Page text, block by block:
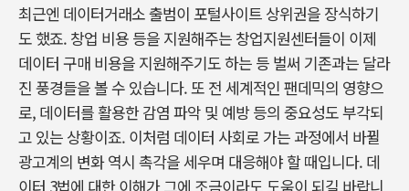
최근엔 데이터거래소 출범이 포털사이트 상위권을 장식하기
도 했죠. 창업 비용 등을 지원해주는 창업지원센터들이 이제
데이터 구매 비용을 지원해주기도 하는 등 벌써 기존과는 달라
진 풍경들을 볼 수 있습니다. 또 전 세계적인 팬데믹의 영향으
로, 데이터를 활용한 감염 파악 및 예방 등의 중요성도 부각되
고 있는 상황이죠. 이처럼 데이터 사회로 가는 과정에서 바뀔
광고계의 변화 역시 촉각을 세우며 대응해야 할 때입니다. 데
이터 3법에 대한 이해가 그에 조금이라도 도움이 되길 바랍니